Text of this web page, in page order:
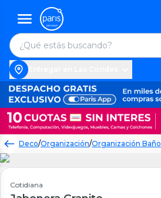
Deco/Organización/Organización Baño
1/1
Cotidiana